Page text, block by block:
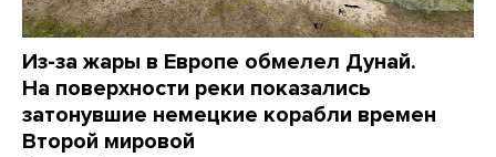
Из-за жары в Европе обмелел Дунай.
На поверхности реки показались
затонувшие немецкие корабли времен
Второй мировой